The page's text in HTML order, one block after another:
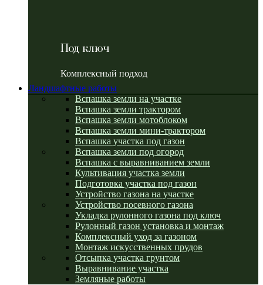
Под ключ
Комплексный подход
Ландшафтные работы
Вспашка земли на участке
Вспашка земли трактором
Вспашка земли мотоблоком
Вспашка земли мини-трактором
Вспашка участка под газон
Вспашка земли под огород
Вспашка с выравниванием земли
Культивация участка земли
Подготовка участка под газон
Устройство газона на участке
Устройство посевного газона
Укладка рулонного газона под ключ
Рулонный газон установка и монтаж
Комплексный уход за газоном
Монтаж искусственных прудов
Отсыпка участка грунтом
Выравнивание участка
Земляные работы